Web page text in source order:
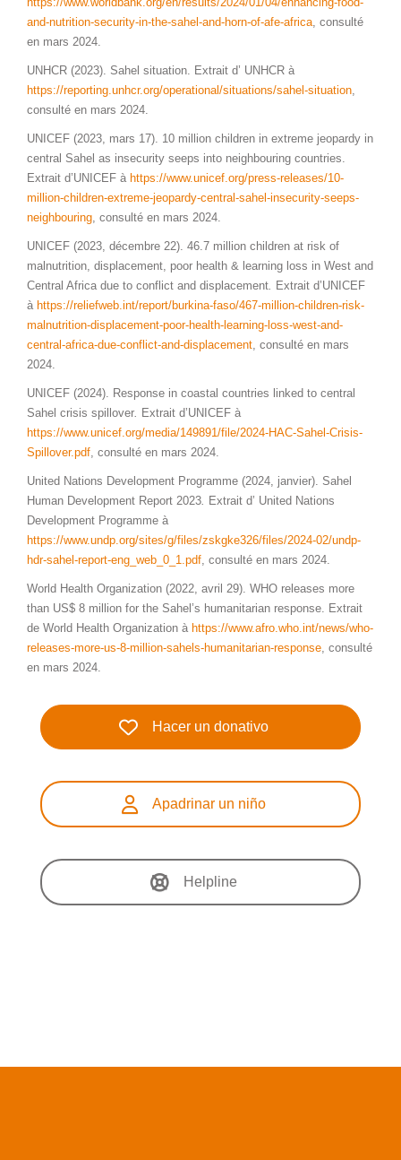
and-nutrition-security-in-the-sahel-and-horn-of-afe-africa, consulté
en mars 2024.
UNHCR (2023). Sahel situation. Extrait d’ UNHCR à
https://reporting.unhcr.org/operational/situations/sahel-situation,
consulté en mars 2024.
UNICEF (2023, mars 17). 10 million children in extreme jeopardy in
central Sahel as insecurity seeps into neighbouring countries.
Extrait d’UNICEF à https://www.unicef.org/press-releases/10-
million-children-extreme-jeopardy-central-sahel-insecurity-seeps-
neighbouring, consulté en mars 2024.
UNICEF (2023, décembre 22). 46.7 million children at risk of
malnutrition, displacement, poor health & learning loss in West and
Central Africa due to conflict and displacement. Extrait d’UNICEF
à https://reliefweb.int/report/burkina-faso/467-million-children-risk-
malnutrition-displacement-poor-health-learning-loss-west-and-
central-africa-due-conflict-and-displacement, consulté en mars
2024.
UNICEF (2024). Response in coastal countries linked to central
Sahel crisis spillover. Extrait d’UNICEF à
https://www.unicef.org/media/149891/file/2024-HAC-Sahel-Crisis-
Spillover.pdf, consulté en mars 2024.
United Nations Development Programme (2024, janvier). Sahel
Human Development Report 2023. Extrait d’ United Nations
Development Programme à
https://www.undp.org/sites/g/files/zskgke326/files/2024-02/undp-
hdr-sahel-report-eng_web_0_1.pdf, consulté en mars 2024.
World Health Organization (2022, avril 29). WHO releases more
than US$ 8 million for the Sahel’s humanitarian response. Extrait
de World Health Organization à https://www.afro.who.int/news/who-
releases-more-us-8-million-sahels-humanitarian-response, consulté
en mars 2024.
Hacer un donativo
Apadrinar un niño
Helpline